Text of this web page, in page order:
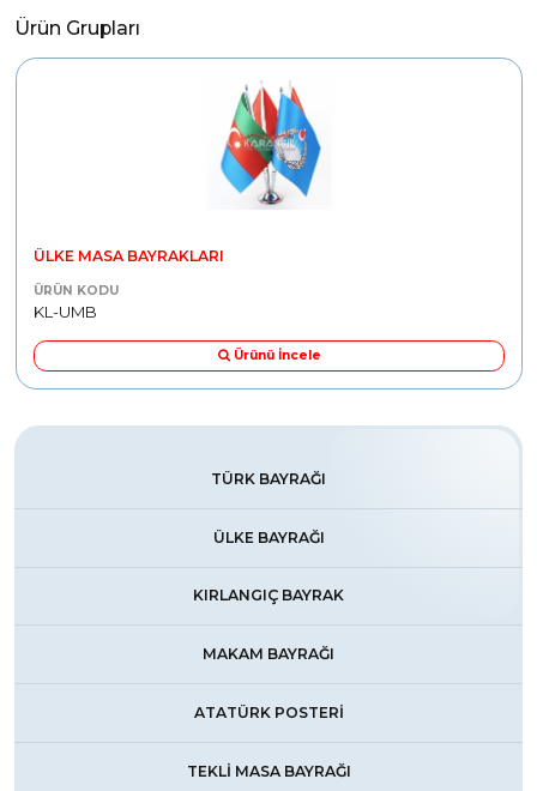
Ürün Grupları
ÜLKE MASA BAYRAKLARI
ÜRÜN KODU
KL-UMB
Ürünü İncele
TÜRK BAYRAĞI
ÜLKE BAYRAĞI
KIRLANGIÇ BAYRAK
MAKAM BAYRAĞI
ATATÜRK POSTERİ
TEKLİ MASA BAYRAĞI